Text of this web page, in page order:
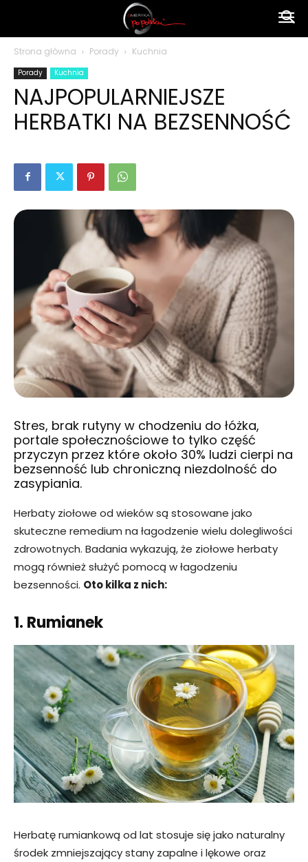
Strona główna Porady Kuchnia
Porady Kuchnia
NAJPOPULARNIEJSZE
HERBATKI NA BEZSENNOŚĆ
Stres, brak rutyny w chodzeniu do łóżka,
portale społecznościowe to tylko część
przyczyn przez które około 30% ludzi cierpi na
bezsenność lub chroniczną niezdolność do
zasypiania.
Herbaty ziołowe od wieków są stosowane jako
skuteczne remedium na łagodzenie wielu dolegliwości
zdrowotnych. Badania wykazują, że ziołowe herbaty
mogą również służyć pomocą w łagodzeniu
bezsenności. Oto kilka z nich:
1. Rumianek
Herbatę rumiankową od lat stosuje się jako naturalny
środek zmniejszający stany zapalne i lękowe oraz